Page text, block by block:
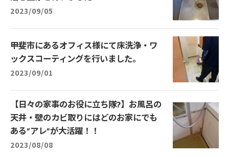
2023/09/05
甲斐市にあるオフィス様にて床洗浄・ワ
ックスコーティングを行いました。
2023/09/01
【日々の家事のお役に立ち隊?】お風呂の
天井・壁のカビ取りにはどのお家にでも
ある”アレ”が大活躍！！
2023/08/08